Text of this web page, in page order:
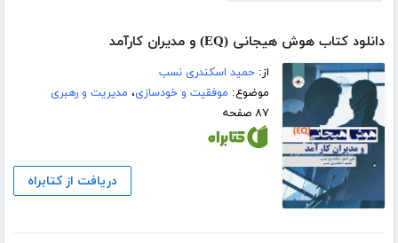
دانلود کتاب هوش هیجانی (EQ) و مدیران کارآمد
از:حمید اسکندری نسب
موضوع: موفقیت و خودسازی، مدیریت و رهبری
۸۷ صفحه
دریافت از کتابراه